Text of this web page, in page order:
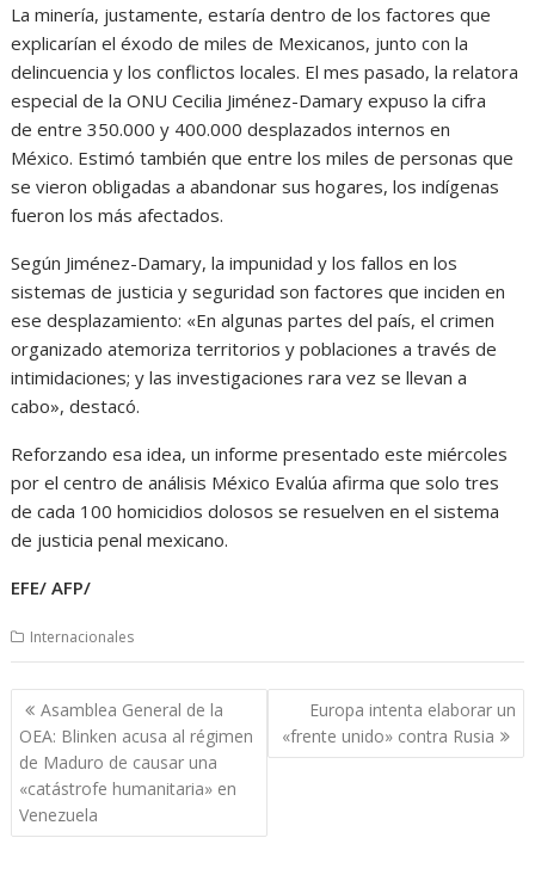
La minería, justamente, estaría dentro de los factores que
explicarían el éxodo de miles de Mexicanos, junto con la
delincuencia y los conflictos locales. El mes pasado, la relatora
especial de la ONU Cecilia Jiménez-Damary expuso la cifra
de entre 350.000 y 400.000 desplazados internos en
México. Estimó también que entre los miles de personas que
se vieron obligadas a abandonar sus hogares, los indígenas
fueron los más afectados.
Según Jiménez-Damary, la impunidad y los fallos en los
sistemas de justicia y seguridad son factores que inciden en
ese desplazamiento: «En algunas partes del país, el crimen
organizado atemoriza territorios y poblaciones a través de
intimidaciones; y las investigaciones rara vez se llevan a
cabo», destacó.
Reforzando esa idea, un informe presentado este miércoles
por el centro de análisis México Evalúa afirma que solo tres
de cada 100 homicidios dolosos se resuelven en el sistema
de justicia penal mexicano.
EFE/ AFP/
Internacionales
Navegación
de
entradas
Asamblea General de la
OEA: Blinken acusa al régimen
de Maduro de causar una
«catástrofe humanitaria» en
Venezuela
Europa intenta elaborar un
«frente unido» contra Rusia